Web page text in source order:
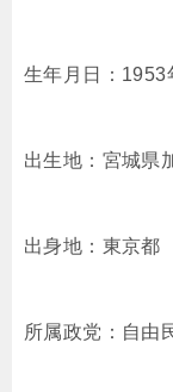
生年月日：1953
出生地：宮城県
出身地：東京都
所属政党：自由